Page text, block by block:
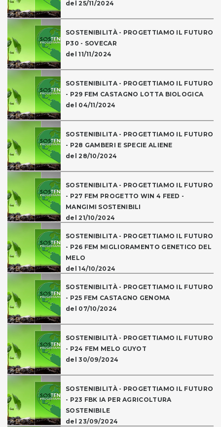
del 25/11/2024
SOSTENIBILITÀ - PROGETTIAMO IL FUTURO
P30 - SOVECAR
del 11/11/2024
SOSTENIBILITA - PROGETTIAMO IL FUTURO
- P29 FEM CASTAGNO LOTTA BIOLOGICA
del 04/11/2024
SOSTENIBILITA - PROGETTIAMO IL FUTURO
- P28 GAMBERI E SPECIE ALIENE
del 28/10/2024
SOSTENIBILITA - PROGETTIAMO IL FUTURO
- P27 FEM PROGETTO WIN 4 FEED -
MANGIMI SOSTENIBILI
del 21/10/2024
SOSTENIBILITA - PROGETTIAMO IL FUTURO
- P26 FEM MIGLIORAMENTO GENETICO DEL
MELO
del 14/10/2024
SOSTENIBILITÀ - PROGETTIAMO IL FUTURO
- P25 FEM CASTAGNO GENOMA
del 07/10/2024
SOSTENIBILITÀ - PROGETTIAMO IL FUTURO
- P24 FEM MELO GUYOT
del 30/09/2024
SOSTENIBILITÀ - PROGETTIAMO IL FUTURO
- P23 FBK IA PER AGRICOLTURA
SOSTENIBILE
del 23/09/2024